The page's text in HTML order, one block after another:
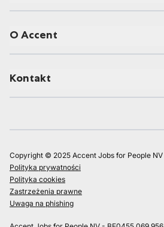
O Accent
Kontakt
Copyright © 2025 Accent Jobs for People NV
Polityka prywatności
Polityka cookies
Zastrzeżenia prawne
Uwaga na phishing